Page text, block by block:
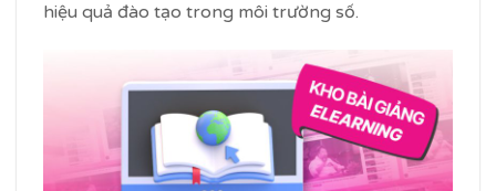
hiệu quả đào tạo trong môi trường số.